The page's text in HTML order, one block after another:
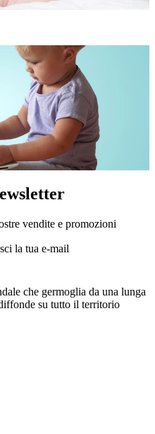
vendite e promozioni
la tua e-mail
che germoglia da una lunga
su tutto il territorio